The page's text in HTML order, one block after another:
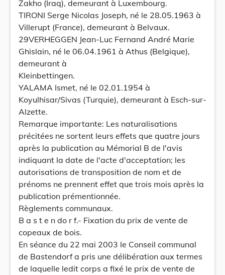
Zakho (Iraq), demeurant à Luxembourg.
TIRONI Serge Nicolas Joseph, né le 28.05.1963 à
Villerupt (France), demeurant à Belvaux.
29VERHEGGEN Jean-Luc Fernand André Marie
Ghislain, né le 06.04.1961 à Athus (Belgique),
demeurant à
Kleinbettingen.
YALAMA Ismet, né le 02.01.1954 à
Koyulhisar/Sivas (Turquie), demeurant à Esch-sur-
Alzette.
Remarque importante: Les naturalisations
précitées ne sortent leurs effets que quatre jours
après la publication au Mémorial B de l'avis
indiquant la date de l'acte d'acceptation; les
autorisations de transposition de nom et de
prénoms ne prennent effet que trois mois après la
publication prémentionnée.
Règlements communaux.
B a s t e n do r f.- Fixation du prix de vente de
copeaux de bois.
En séance du 22 mai 2003 le Conseil communal
de Bastendorf a pris une délibération aux termes
de laquelle ledit corps a fixé le prix de vente de